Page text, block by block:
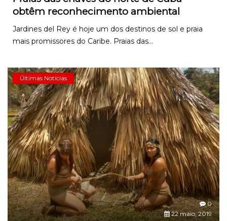
obtêm reconhecimento ambiental
Jardines del Rey é hoje um dos destinos de sol e praia
mais promissores do Caribe. Praias das...
Últimas Notícias
0
22 maio, 2019